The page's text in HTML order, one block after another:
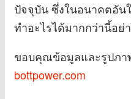
ปัจจุบัน ซึ่งในอนาคตอัน
ทำอะไรได้มากกว่านี้อย่
ขอบคุณข้อมูลและรูปภา
bottpower.com